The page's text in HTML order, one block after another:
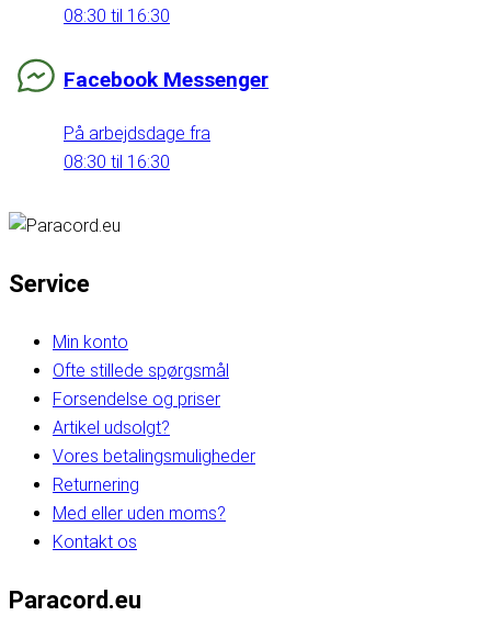
08:30 til 16:30
Facebook Messenger
På arbejdsdage fra
08:30 til 16:30
Service
Min konto
Ofte stillede spørgsmål
Forsendelse og priser
Artikel udsolgt?
Vores betalingsmuligheder
Returnering
Med eller uden moms?
Kontakt os
Paracord.eu